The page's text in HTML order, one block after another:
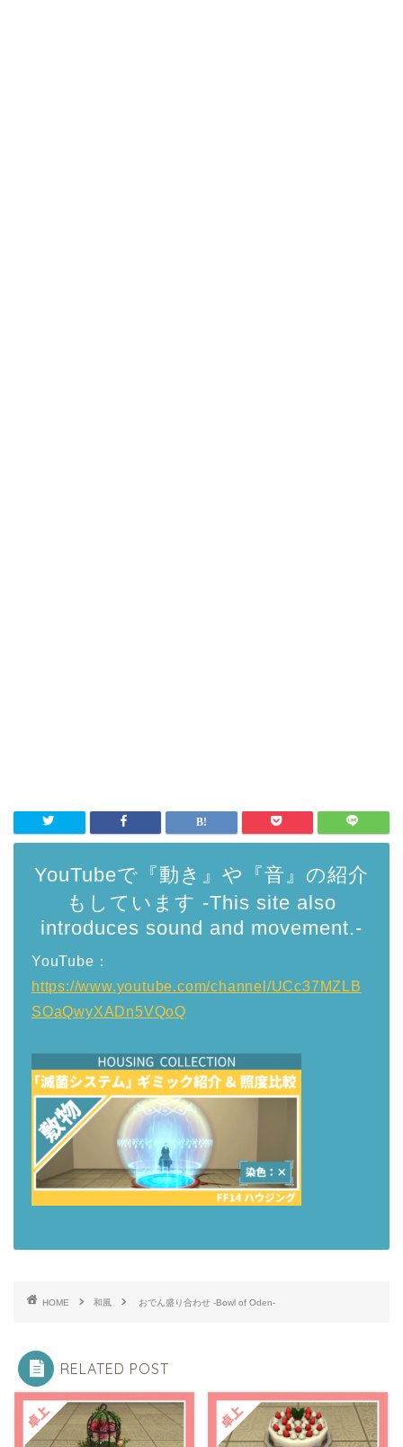
YouTubeで『動き』や『音』の紹介
もしています -This site also
introduces sound and movement.-
YouTube：
https://www.youtube.com/channel/UCc37MZLB
SOaQwyXADn5VQoQ
HOME 和風 おでん盛り合わせ -Bowl of Oden-
RELATED POST